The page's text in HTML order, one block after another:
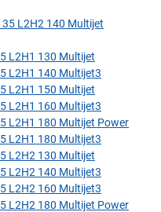
L2H2 140 Multijet
L2H1 130 Multijet
L2H1 140 Multijet3
L2H1 150 Multijet
L2H1 160 Multijet3
L2H1 180 Multijet Power
L2H1 180 Multijet3
L2H2 130 Multijet
L2H2 140 Multijet3
L2H2 160 Multijet3
L2H2 180 Multijet Power